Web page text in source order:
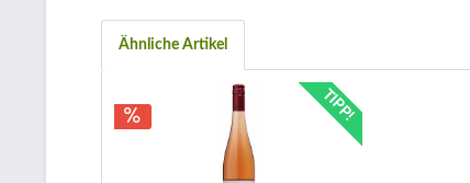
Ähnliche Artikel
TIPP!